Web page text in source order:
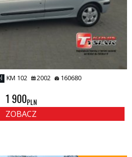
KM 102 2002 160680
1 900PLN
ZOBACZ